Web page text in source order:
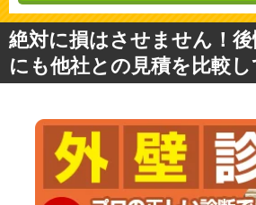
絶対に損はさせません！
にも他社との見積を比較し